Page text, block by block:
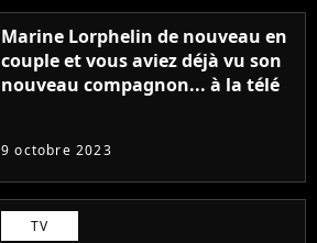
Marine Lorphelin de nouveau en
couple et vous aviez déjà vu son
nouveau compagnon... à la télé
9 octobre 2023
TV